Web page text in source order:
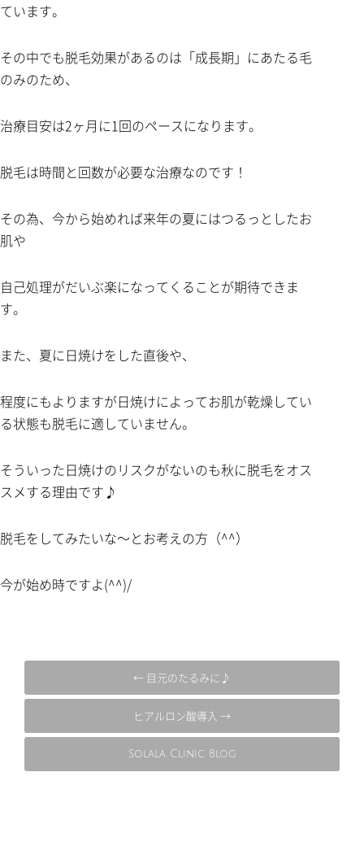
ています。
その中でも脱毛効果があるのは「成長期」にあたる毛
のみのため、
治療目安は2ヶ月に1回のペースになります。
脱毛は時間と回数が必要な治療なのです！
その為、今から始めれば来年の夏にはつるっとしたお
肌や
自己処理がだいぶ楽になってくることが期待できま
す。
また、夏に日焼けをした直後や、
程度にもよりますが日焼けによってお肌が乾燥してい
る状態も脱毛に適していません。
そういった日焼けのリスクがないのも秋に脱毛をオス
スメする理由です♪
脱毛をしてみたいな～とお考えの方（^^）
今が始め時ですよ(^^)/
← 目元のたるみに♪
Solala Clinic Blog
ヒアルロン酸導入 →